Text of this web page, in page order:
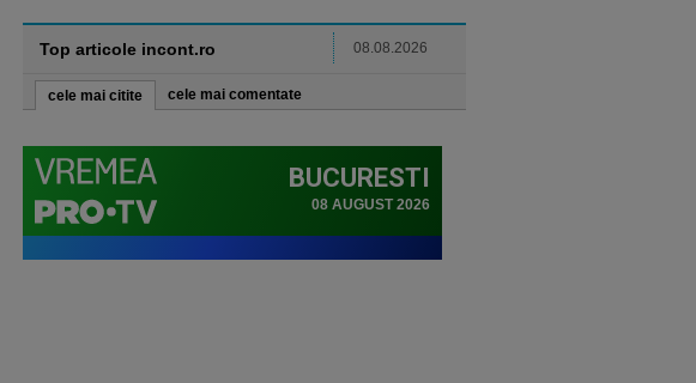
Top articole incont.ro 08.08.2026
cele mai citite cele mai comentate